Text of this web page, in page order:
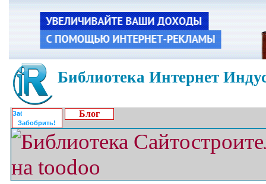
Библиотека Интернет
Забобрить!
Блог